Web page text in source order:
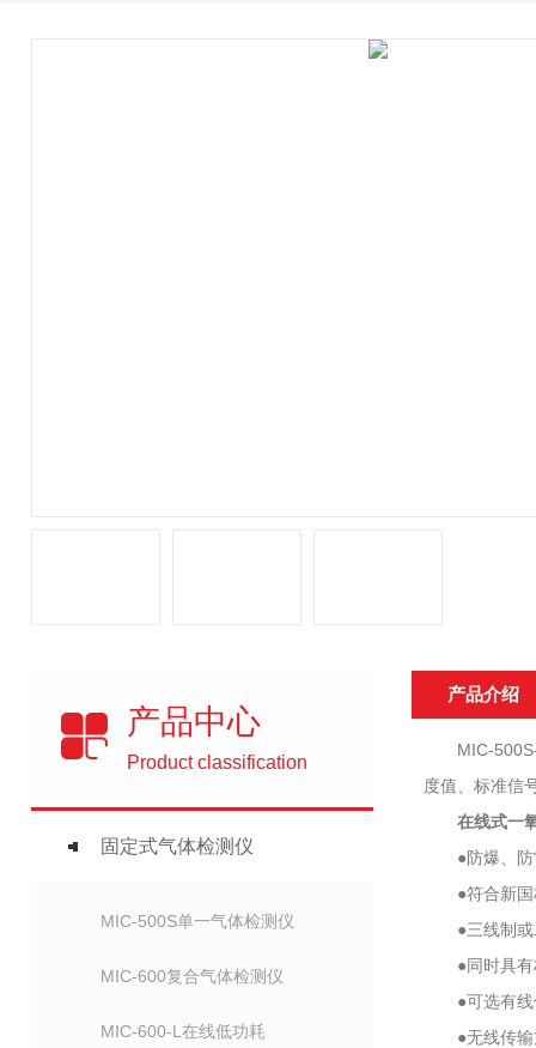
产品中心
Product classification
固定式气体检测仪
MIC-500S单一气体检测仪
MIC-600复合气体检测仪
MIC-600-L在线低功耗
产品介绍
MIC-500S-
度值、标准信
在线式一氧
●防爆、防雷
●符合新国
●三线制或二
●同时具有标
●可选有线传
●无线传输